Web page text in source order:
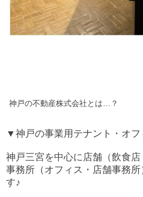
神戸の不動産株式会社とは…？
▼神戸の事業用テナント・オフ
神戸三宮を中心に店舗（飲食店
事務所（オフィス・店舗事務
す♪